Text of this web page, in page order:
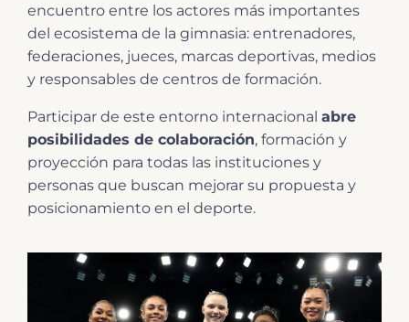
encuentro entre los actores más importantes
del ecosistema de la gimnasia: entrenadores,
federaciones, jueces, marcas deportivas, medios
y responsables de centros de formación.
Participar de este entorno internacional abre
posibilidades de colaboración, formación y
proyección para todas las instituciones y
personas que buscan mejorar su propuesta y
posicionamiento en el deporte.